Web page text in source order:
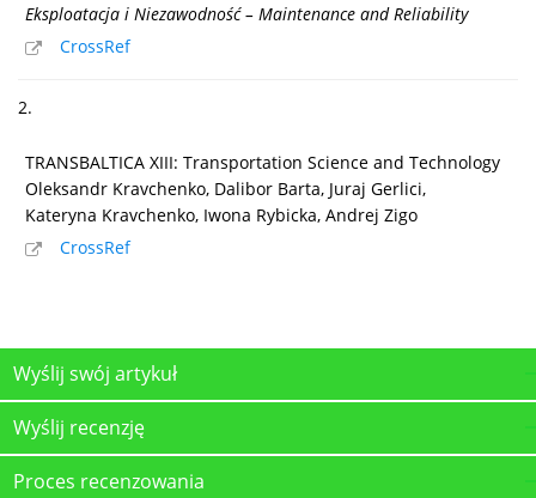
Eksploatacja i Niezawodność – Maintenance and Reliability
CrossRef
2.
TRANSBALTICA XIII: Transportation Science and Technology
Oleksandr Kravchenko, Dalibor Barta, Juraj Gerlici,
Kateryna Kravchenko, Iwona Rybicka, Andrej Zigo
CrossRef
Wyślij swój artykuł
Wyślij recenzję
Proces recenzowania